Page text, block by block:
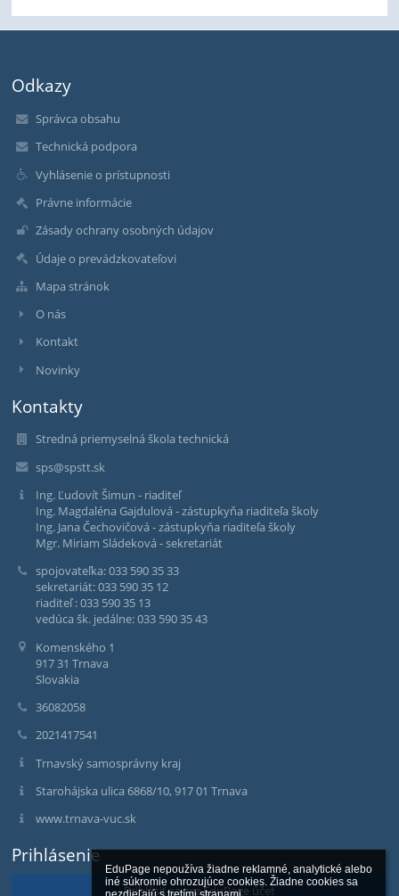
EduPage nepoužíva žiadne reklamné, analytické alebo
iné súkromie ohrozujúce cookies. Žiadne cookies sa
Odkazy
Správca obsahu
Technická podpora
Vyhlásenie o prístupnosti
Právne informácie
Zásady ochrany osobných údajov
Údaje o prevádzkovateľovi
Mapa stránok
O nás
Kontakt
Novinky
Kontakty
Stredná priemyselná škola technická
sps@spstt.sk
Ing. Ľudovít Šimun - riaditeľ
Ing. Magdaléna Gajdulová - zástupkyňa riaditeľa školy
Ing. Jana Čechovičová - zástupkyňa riaditeľa školy
Mgr. Miriam Sládeková - sekretariát
spojovateľka: 033 590 35 33
sekretariát: 033 590 35 12
riaditeľ : 033 590 35 13
vedúca šk. jedálne: 033 590 35 43
Komenského 1
917 31 Trnava
Slovakia
36082058
2021417541
Trnavský samosprávny kraj
Starohájska ulica 6868/10, 917 01 Trnava
www.trnava-vuc.sk
Prihlásenie
Prihlásiť sa cez EduPage účet